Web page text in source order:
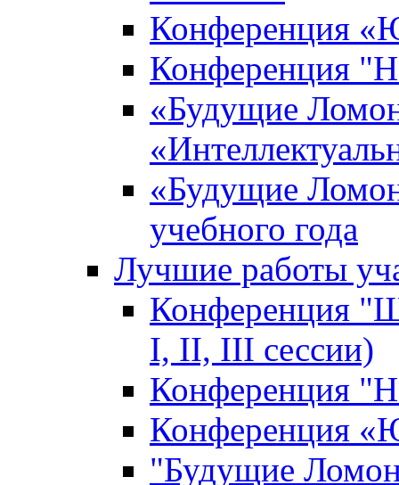
Конференция
Конференция
«Будущие
«Будущие
учебного года
Лучшие работы
Конференция
I, II, III сессии)
Конференция
Конференция
"Будущие